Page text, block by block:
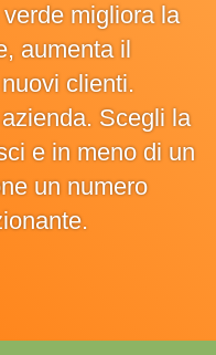
migliora la
aumenta il
clienti.
Scegli la
e in meno di un
un numero